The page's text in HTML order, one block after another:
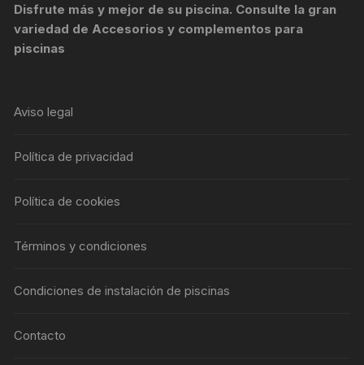
Disfrute más y mejor de su piscina. Consulte la gran
variedad de Accesorios y complementos para
piscinas
Aviso legal
Política de privacidad
Política de cookies
Términos y condiciones
Condiciones de instalación de piscinas
Contacto